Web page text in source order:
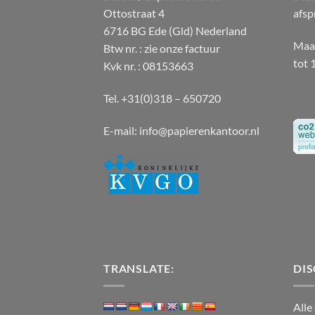
Ottostraat 4
6716 BG Ede (Gld) Nederland
Btw nr. : zie onze factuur
Kvk nr. : 08153663
Tel. +31(0)318 – 650720
E-mail: info@papierenkantoor.nl
tot
TRANSLATE:
Alle